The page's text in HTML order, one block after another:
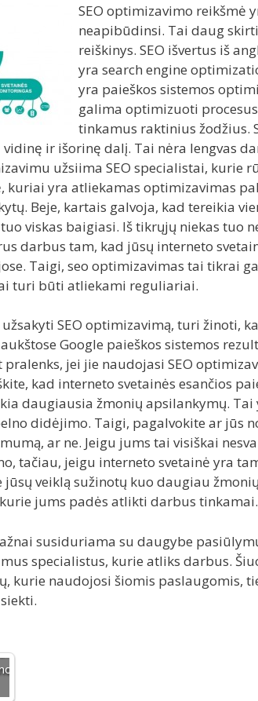
SEO optimizavimo reikšmė
neapibūdinsi. Tai daug
reiškinys. SEO išvertus iš
yra search engine
yra paieškos sistemos
galima optimizuoti
tinkamus raktinius žodžius.
ir išorinę dalį. Tai nėra lengvas
užsiima SEO specialistai, kurie
kuriai yra atliekamas optimizavimas
Beje, kartais galvoja, kad tereikia
viskas baigiasi. Iš tikrųjų niekas tuo
darbus tam, kad jūsų interneto
Taigi, seo optimizavimas tai tikrai
turi būti atliekami reguliariai.
SEO optimizavimą, turi žinoti,
Google paieškos sistemos
jei jie naudojasi SEO
kad interneto svetainės esančios
daugiausia žmonių apsilankymų.
didėjimo. Taigi, pagalvokite ar jūs
ar ne. Jeigu jums tai visiškai
tačiau, jeigu interneto svetainė yra
veiklą sužinotų kuo daugiau
jums padės atlikti darbus tinkamai.
susiduriama su daugybe
specialistus, kurie atliks darbus.
kurie naudojosi šiomis paslaugomis,